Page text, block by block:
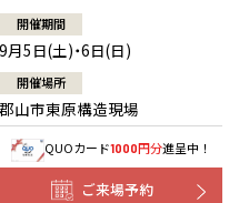
開催期間
9月5日(土)・6日(日)
開催場所
郡山市東原構造現場
QUOカード1000円分進呈中！
ご来場予約